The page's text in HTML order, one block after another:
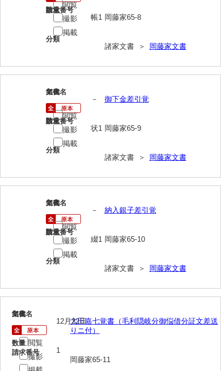
木津屋家文書
木梨家文書
木部家文書
木村家文書（山口市）
木村一人文書
清川家文書
口羽家文書
国光家文書
国守家文書
国行家文書
熊谷家文書（山口市）
蔵田家文書
倉橋家文書
栗林家文書
請求番号
岡藤家65-8
分類
諸家文書 ＞ 岡藤家文書
数量
帳1
閲覧
撮影
掲載
116
文書名
御下金差引覚
請求番号
岡藤家65-9
分類
諸家文書 ＞ 岡藤家文書
年代
－
数量
状1
閲覧
撮影
掲載
117
文書名
納入銀子差引覚
請求番号
岡藤家65-10
分類
諸家文書 ＞ 岡藤家文書
年代
－
数量
綴1
閲覧
撮影
掲載
118
文書名
大田嘉七覚書（毛利隠岐分御悩借分証文差送
りニ付）
請求番号
岡藤家65-11
年代
12月22日
数量
1
閲覧
撮影